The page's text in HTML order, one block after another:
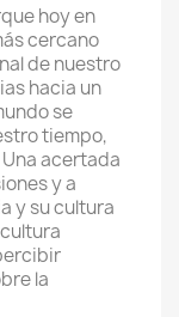
hoy en
cercano
de nuestro
hacia un
se
tiempo,
acertada
y a
y su cultura
la